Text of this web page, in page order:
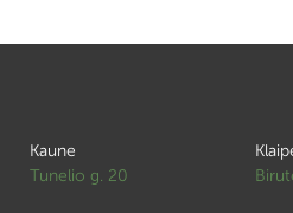
Kaune
Tunelio g. 20